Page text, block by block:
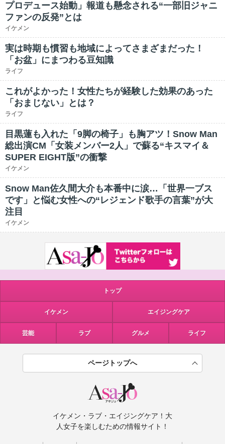
プロデュース始動」報道も懸念される“一部旧ジャニ
ファンの反発”とは
イケメン
実は時期も慣習も地域によってさまざまだった！
「お盆」にまつわる豆知識
ライフ
これがよかった！女性たちが経験した効果のあった
「おまじない」とは？
ライフ
目黒蓮も入れた「9脚の椅子」も胸アツ！Snow Man
総出演CM「女装メンバー2人」で蘇る“キスマイ＆
SUPER EIGHT版”の衝撃
イケメン
Snow Man佐久間大介も本番中に涙…「世界一ブス
です」と悩む女性への“レジェンド歌手の言葉”が大
注目
イケメン
トップ
イケメン エイジングケア
芸能 ラブ グルメ ライフ
ページトップへ
イケメン・ラブ・エイジングケア！大
人女子を楽しむための情報サイト！